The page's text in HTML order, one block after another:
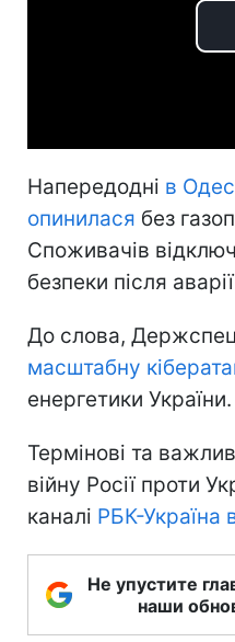
Напередодні в
опинилася без
Споживачів
безпеки після
До слова,
масштабну
енергетики України.
Термінові та
війну Росії проти
каналі РБК-Україна
Не упустите
наши